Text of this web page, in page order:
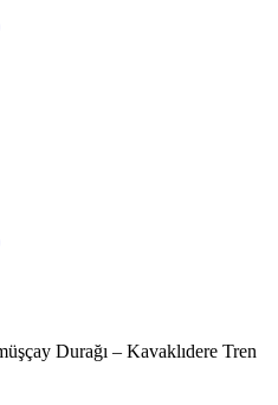
Durağı – Kavaklıdere Tren